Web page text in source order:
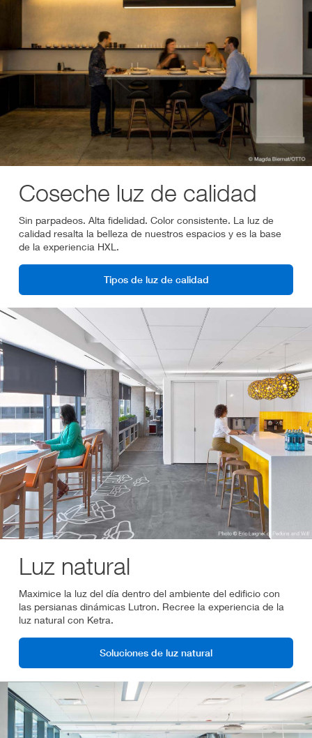
Coseche luz de calidad
Sin parpadeos. Alta fidelidad. Color consistente. La luz de
calidad resalta la belleza de nuestros espacios y es la base
de la experiencia HXL.
Tipos de luz de calidad
Luz natural
Maximice la luz del día dentro del ambiente del edificio con
las persianas dinámicas Lutron. Recree la experiencia de la
luz natural con Ketra.
Soluciones de luz natural